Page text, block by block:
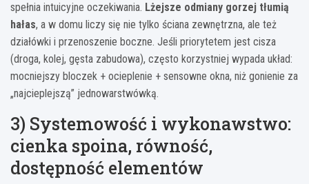
spełnia intuicyjne oczekiwania. Lżejsze odmiany gorzej tłumią
hałas, a w domu liczy się nie tylko ściana zewnętrzna, ale też
działówki i przenoszenie boczne. Jeśli priorytetem jest cisza
(droga, kolej, gęsta zabudowa), często korzystniej wypada układ:
mocniejszy bloczek + ocieplenie + sensowne okna, niż gonienie za
„najcieplejszą” jednowarstwówką.
3) Systemowość i wykonawstwo:
cienka spoina, równość,
dostępność elementów